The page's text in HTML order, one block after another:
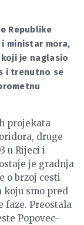
Republike
ministar mora,
je naglasio
i trenutno se
projekata
druge
u Rijeci i
je gradnja
o brzoj cesti
koju smo pred
faze. Preostala
Popovec-